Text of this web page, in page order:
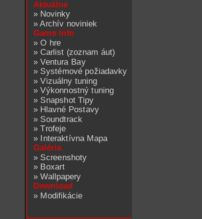
Aktuálne
» Novinky
»Archív noviniek
Game Info
»O hre
» Carlist (zoznam áut)
»Ventura Bay
» Systémové požiadavky
»Vizuálny tuning
»Výkonnostný tuning
» Snapshot Tipy
» Hlavné Postavy
» Soundtrack
»Trofeje
» Interaktívna Mapa
Galéria
» Screenshoty
» Boxart
»Wallpapery
Download
» Modifikácie